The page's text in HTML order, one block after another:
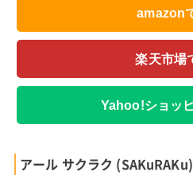
amazon
楽天市場
Yahoo!ショッ
アール サクラク